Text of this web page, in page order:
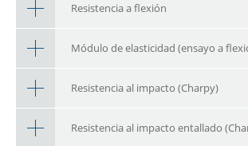
Resistencia a flexión
Módulo de elasticidad (ensayo a
Resistencia al impacto (Charpy)
Resistencia al impacto entallado